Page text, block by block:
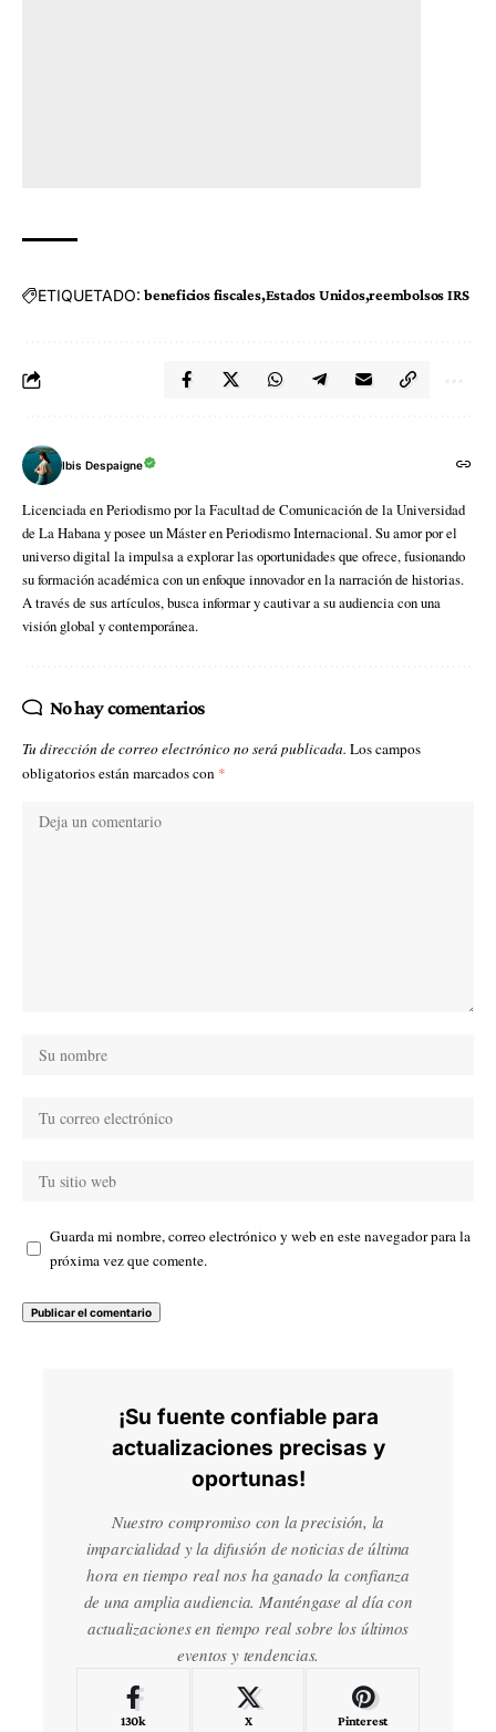
ETIQUETADO: beneficios fiscales Estados Unidos reembolsos IRS
Ibis Despaigne
Licenciada en Periodismo por la Facultad de Comunicación de la Universidad
de La Habana y posee un Máster en Periodismo Internacional. Su amor por el
universo digital la impulsa a explorar las oportunidades que ofrece, fusionando
su formación académica con un enfoque innovador en la narración de historias.
A través de sus artículos, busca informar y cautivar a su audiencia con una
visión global y contemporánea.
No hay comentarios
Tu dirección de correo electrónico no será publicada. Los campos
obligatorios están marcados con *
Guarda mi nombre, correo electrónico y web en este navegador para la
próxima vez que comente.
¡Su fuente confiable para
actualizaciones precisas y
oportunas!
Nuestro compromiso con la precisión, la
imparcialidad y la difusión de noticias de última
hora en tiempo real nos ha ganado la confianza
de una amplia audiencia. Manténgase al día con
actualizaciones en tiempo real sobre los últimos
eventos y tendencias.
130k X Pinterest